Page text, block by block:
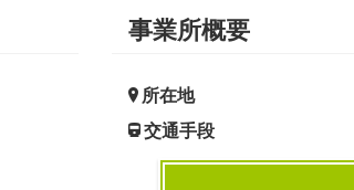
事業所概要
所在地
交通手段